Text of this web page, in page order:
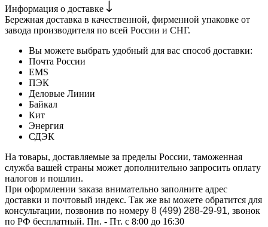
Информация о доставке
Бережная доставка в качественной, фирменной упаковке от
завода производителя по всей России и СНГ.
Вы можете выбрать удобный для вас способ доставки:
Почта России
EMS
ПЭК
Деловые Линии
Байкал
Кит
Энергия
СДЭК
На товары, доставляемые за пределы России, таможенная
служба вашей страны может дополнительно запросить оплату
налогов и пошлин.
При оформлении заказа внимательно заполните адрес
доставки и почтовый индекс. Так же вы можете обратится для
консультации, позвонив по номеру 8 (499) 288-29-91, звонок
по РФ бесплатный. Пн. - Пт. с 8:00 до 16:30